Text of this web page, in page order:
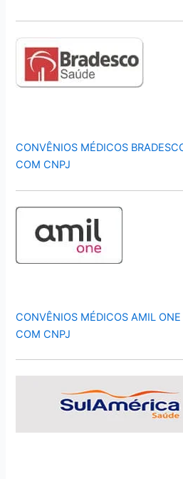
CONVÊNIOS MÉDICOS
COM CNPJ
CONVÊNIOS MÉDICOS AMIL
COM CNPJ